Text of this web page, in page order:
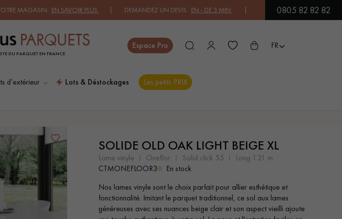
EN SAVOIR PLUS| DEMANDEZ UN DEVIS.EN - DE 3 MIN| PAYEZ EN 3X OU 4X SANS FRAIS PAR
0805 82 82 82
DU PARQUET EN FRANCE
Espace Pro FR
d’extérieur Lots & Déstockages Les petits PRIX
PLUS COURANTES
PARQUETS À MOTIFS
PARQUET EN BOIS
EXOTIQUE
PARQUET VERNIS
PARQUET LAMES
LARGES XXL
PARQUET EN CHÊNE
SOLIDE OLD OAK LIGHT BEIGE XL
lame vinyle oneflor solid click 55
long 1.21 m
CTMONEFLOOR3
En stock
Nos lames vinyle sont le choix parfait pour allier esthétique et
fonctionnalité. Imitant le parquet traditionnel, ce sol aux lames
généreuses avec ses nuances beige clair et son aspect vieilli ajoute